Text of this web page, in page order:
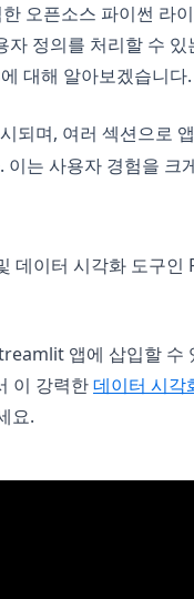
오픈소스 파이썬 라
정의를 처리할 수 있
대해 알아보겠습니다.
되며, 여러 섹션으로
는 사용자 경험을 크
데이터 시각화 도구인
앱에 삽입할 수
이 강력한데이터 시각
요.